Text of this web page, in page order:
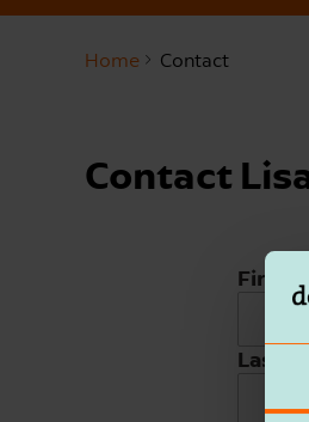
Home Contact
Contact
First
Last